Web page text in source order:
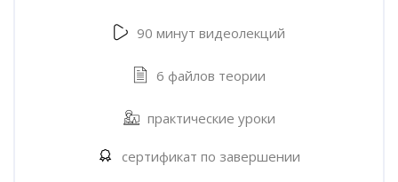
90 минут видеолекций
6 файлов теории
практические уроки
сертификат по завершении